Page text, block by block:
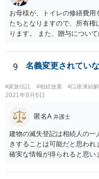
お母様が、トイレの修繕費
たちとなりますので、所有
ります。 また、贈与につい
9 名義変更されてい
#家族信託 #相続放棄 #口座凍結
2021年8月6日
匿名A 弁護士
建物の滅失登記は相続人の
きすることは可能だと思わ
確実な情報が得られると思い